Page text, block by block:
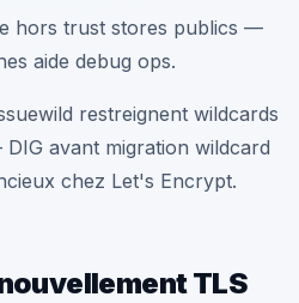
hors trust stores publics —
aide debug ops.
restreignent wildcards
avant migration wildcard
chez Let's Encrypt.
TLS